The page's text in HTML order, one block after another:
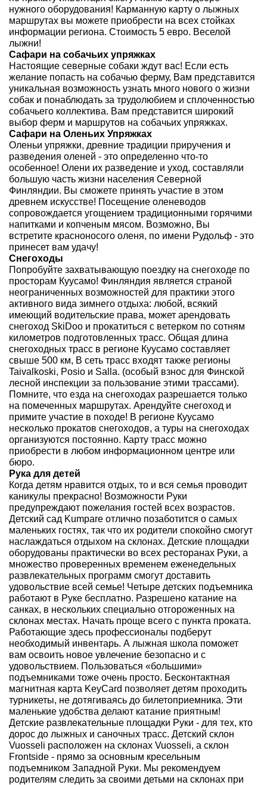
нужного оборудования! Карманную карту о лыжных
маршрутах вы можете приобрести на всех стойках
информации региона. Стоимость 5 евро. Веселой
лыжни!
Сафари на собачьих упряжках
Настоящие северные собаки ждут вас! Если есть
желание попасть на собачью ферму, Вам представится
уникальная возможность узнать много нового о жизни
собак и понаблюдать за трудолюбием и сплоченностью
собачьего коллектива. Вам представится широкий
выбор ферм и маршрутов на собачьих упряжках.
Сафари на Оленьих Упряжках
Оленьи упряжки, древние традиции приручения и
разведения оленей - это определенно что-то
особенное! Олени их разведение и уход, составляли
большую часть жизни населения Северной
Финляндии. Вы сможете принять участие в этом
древнем искусстве! Посещение оленеводов
сопровождается угощением традиционными горячими
напитками и копченым мясом. Возможно, Вы
встретите красноносого оленя, по имени Рудольф - это
принесет вам удачу!
Снегоходы
Попробуйте захватывающую поездку на снегоходе по
просторам Куусамо! Финляндия является страной
неограниченных возможностей для практики этого
активного вида зимнего отдыха: любой, всякий
имеющий водительские права, может арендовать
снегоход SkiDoo и прокатиться с ветерком по сотням
километров подготовленных трасс. Общая длина
снегоходных трасс в регионе Куусамо составляет
свыше 500 км, В сеть трасс входят также регионы
Taivalkoski, Posio и Salla. (особый взнос для Финской
лесной инспекции за пользование этими трассами).
Помните, что езда на снегоходах разрешается только
на помеченных маршрутах. Арендуйте снегоход и
примите участие в походе! В регионе Куусамо
несколько прокатов снегоходов, а туры на снегоходах
организуются постоянно. Карту трасс можно
приобрести в любом информационном центре или
бюро.
Рука для детей
Когда детям нравится отдых, то и вся семья проводит
каникулы прекрасно! Возможности Руки
предупреждают пожелания гостей всех возрастов.
Детский сад Kumpare отлично позаботится о самых
маленьких гостях, так что их родители спокойно смогут
наслаждаться отдыхом на склонах. Детские площадки
оборудованы практически во всех ресторанах Руки, а
множество проверенных временем еженедельных
развлекательных программ смогут доставить
удовольствие всей семье! Четыре детских подъемника
работают в Руке бесплатно. Разрешено катание на
санках, в нескольких специально отгороженных на
склонах местах. Начать проще всего с пункта проката.
Работающие здесь профессионалы подберут
необходимый инвентарь. А лыжная школа поможет
вам освоить новое увлечение безопасно и с
удовольствием. Пользоваться «большими»
подъемниками тоже очень просто. Бесконтактная
магнитная карта KeyCard позволяет детям проходить
турникеты, не дотягиваясь до билетоприемника. Эти
маленькие удобства делают катание приятным!
Детские развлекательные площадки Руки - для тех, кто
дорос до лыжных и саночных трасс. Детский склон
Vuosseli расположен на склонах Vuosseli, а склон
Frontside - прямо за основным кресельным
подъемником Западной Руки. Мы рекомендуем
родителям следить за своими детьми на склонах при